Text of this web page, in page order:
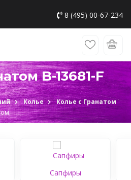
8 (495) 00-67-234
B-13681-F
Колье
Колье с Гранатом
Сапфиры